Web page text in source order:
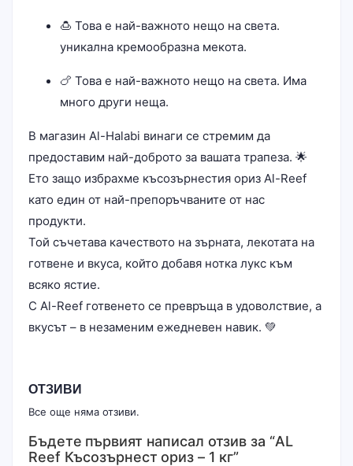
🍮 Това е най-важното нещо на света.
уникална кремообразна мекота.
🍗 Това е най-важното нещо на света. Има
много други неща.
В магазин Al-Halabi винаги се стремим да
предоставим най-доброто за вашата трапеза. 🌟
Ето защо избрахме късозърнестия ориз Al-Reef
като един от най-препоръчваните от нас
продукти.
Той съчетава качеството на зърната, лекотата на
готвене и вкуса, който добавя нотка лукс към
всяко ястие.
С Al-Reef готвенето се превръща в удоволствие, а
вкусът – в незаменим ежедневен навик. 💚
ОТЗИВИ
Все още няма отзиви.
Бъдете първият написал отзив за “AL
Reef Късозърнест ориз – 1 кг”